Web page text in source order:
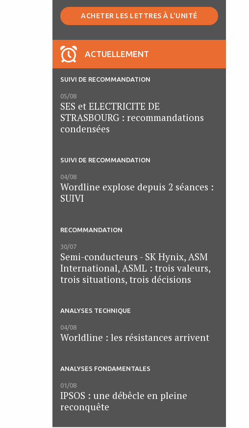
ACHETER LES LETTRES À L'UNITÉ
ACTUELLEMENT
SUIVI DE RECOMMANDATION
05/08
SES et ELECTRICITE DE
STRASBOURG : recommandations
condensées
SUIVI DE RECOMMANDATION
04/08
Wordline explose depuis 2 séances :
SUIVI
RECOMMANDATION
30/07
Semi-conducteurs - SK Hynix, ASM
International, ASML : trois valeurs,
trois situations, trois décisions
ANALYSES TECHNIQUE
04/08
Worldline : les résistances arrivent
ANALYSES FONDAMENTALES
01/08
IPSOS : une débêcle en pleine
reconquête